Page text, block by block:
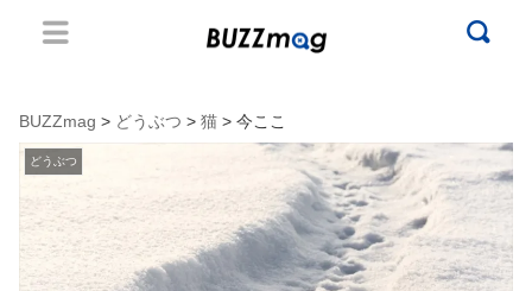
BUZZmag > どうぶつ > 猫 > 今ここ
どうぶつ